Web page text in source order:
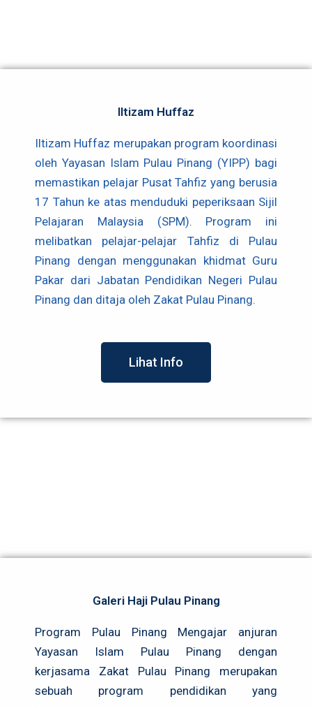
Iltizam Huffaz
Iltizam Huffaz merupakan program koordinasi
oleh Yayasan Islam Pulau Pinang (YIPP) bagi
memastikan pelajar Pusat Tahfiz yang berusia
17 Tahun ke atas menduduki peperiksaan Sijil
Pelajaran Malaysia (SPM). Program ini
melibatkan pelajar-pelajar Tahfiz di Pulau
Pinang dengan menggunakan khidmat Guru
Pakar dari Jabatan Pendidikan Negeri Pulau
Pinang dan ditaja oleh Zakat Pulau Pinang.
Lihat Info
Galeri Haji Pulau Pinang
Program Pulau Pinang Mengajar anjuran
Yayasan Islam Pulau Pinang dengan
kerjasama Zakat Pulau Pinang merupakan
sebuah program pendidikan yang